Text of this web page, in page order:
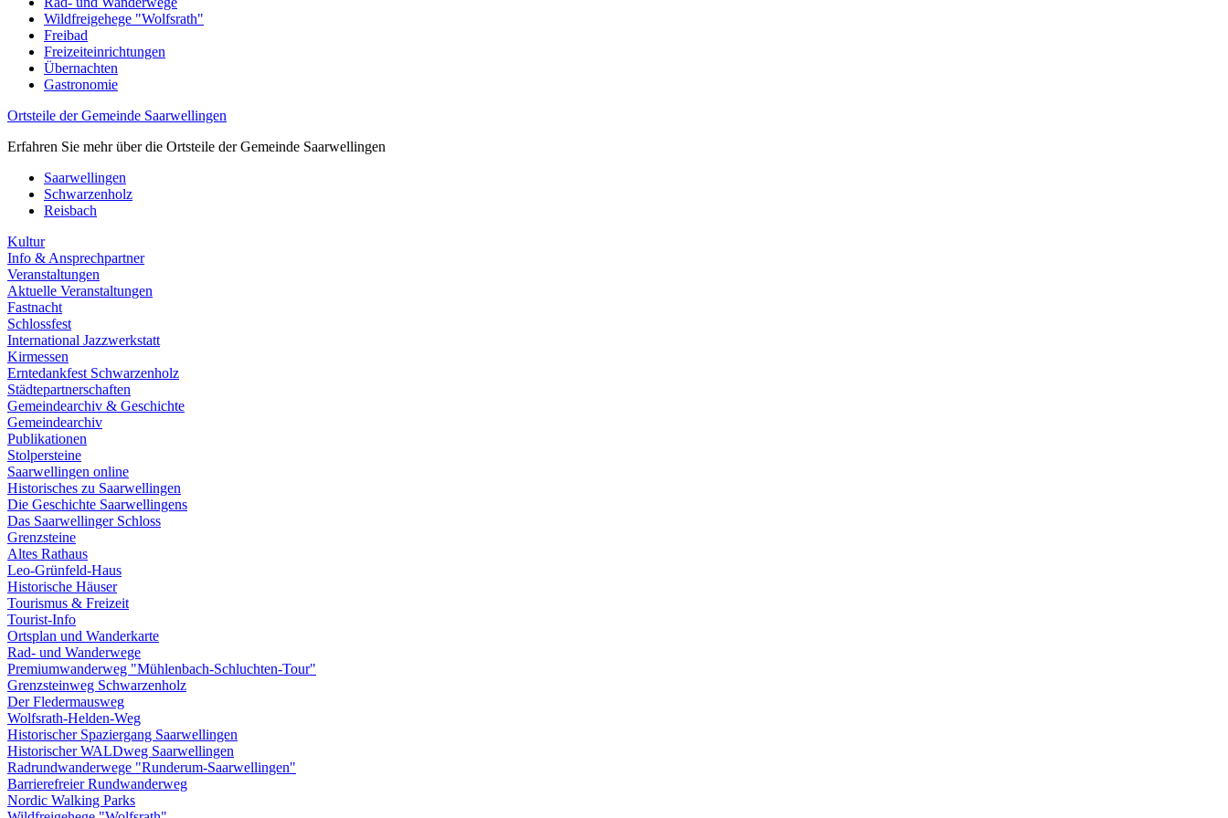
Wildfreigehege "Wolfsrath"
Freibad
Freizeiteinrichtungen
Übernachten
Gastronomie
Ortsteile der Gemeinde Saarwellingen
Erfahren Sie mehr über die Ortsteile der Gemeinde Saarwellingen
Saarwellingen
Schwarzenholz
Reisbach
Kultur
Info & Ansprechpartner
Veranstaltungen
Aktuelle Veranstaltungen
Fastnacht
Schlossfest
International Jazzwerkstatt
Kirmessen
Erntedankfest Schwarzenholz
Städtepartnerschaften
Gemeindearchiv & Geschichte
Gemeindearchiv
Publikationen
Stolpersteine
Saarwellingen online
Historisches zu Saarwellingen
Die Geschichte Saarwellingens
Das Saarwellinger Schloss
Grenzsteine
Altes Rathaus
Leo-Grünfeld-Haus
Historische Häuser
Tourismus & Freizeit
Tourist-Info
Ortsplan und Wanderkarte
Rad- und Wanderwege
Premiumwanderweg "Mühlenbach-Schluchten-Tour"
Grenzsteinweg Schwarzenholz
Der Fledermausweg
Wolfsrath-Helden-Weg
Historischer Spaziergang Saarwellingen
Historischer WALDweg Saarwellingen
Radrundwanderwege "Runderum-Saarwellingen"
Barrierefreier Rundwanderweg
Nordic Walking Parks